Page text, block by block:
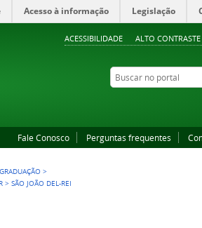
ACESSIBILIDADE ALTO CONTRASTE
Acesso à informação Legislação
Buscar no portal
Fale Conosco Perguntas frequentes
>
>SÃO JOÃO DEL-REI